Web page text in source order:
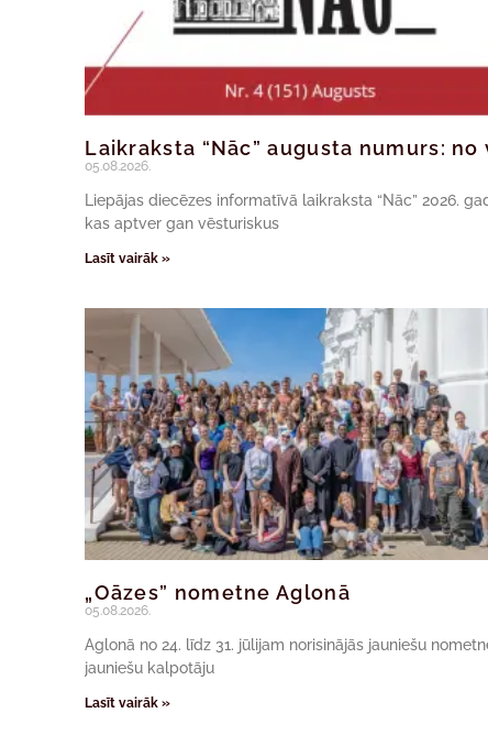
Laikraksta “Nāc” augusta numurs:
05.08.2026.
Liepājas diecēzes informatīvā laikraksta “Nāc” 2026.
kas aptver gan vēsturiskus
Lasīt vairāk »
„Oāzes” nometne Aglonā
05.08.2026.
Aglonā no 24. līdz 31. jūlijam norisinājās jauniešu
jauniešu kalpotāju
Lasīt vairāk »